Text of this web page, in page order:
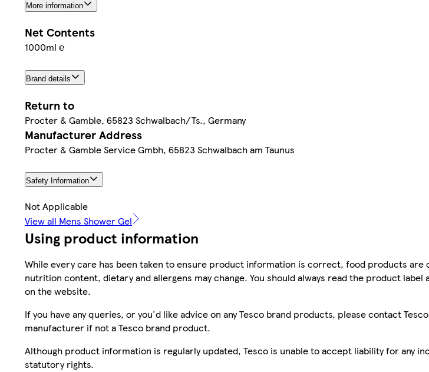
More information
Net Contents
1000ml ℮
Brand details
Return to
Procter & Gamble, 65823 Schwalbach/Ts., Germany
Manufacturer Address
Procter & Gamble Service Gmbh, 65823 Schwalbach am Taunus
Safety Information
Not Applicable
View all Mens Shower Gel
Using product information
While every care has been taken to ensure product information is correct, food products
nutrition content, dietary and allergens may change. You should always read the product
on the website.
If you have any queries, or you'd like advice on any Tesco brand products, please contact
manufacturer if not a Tesco brand product.
Although product information is regularly updated, Tesco is unable to accept liability for any
statutory rights.